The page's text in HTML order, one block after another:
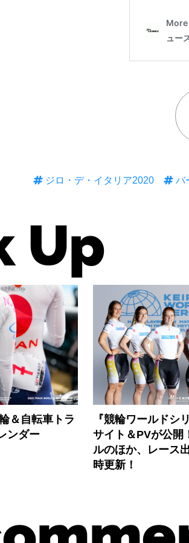
ジロ・デ・イタリア2020 バ
Up
＆自転車トラ
ンダー
『競輪ワールドシ
サイト＆PVが公開
ルのほか、レース
時更新！